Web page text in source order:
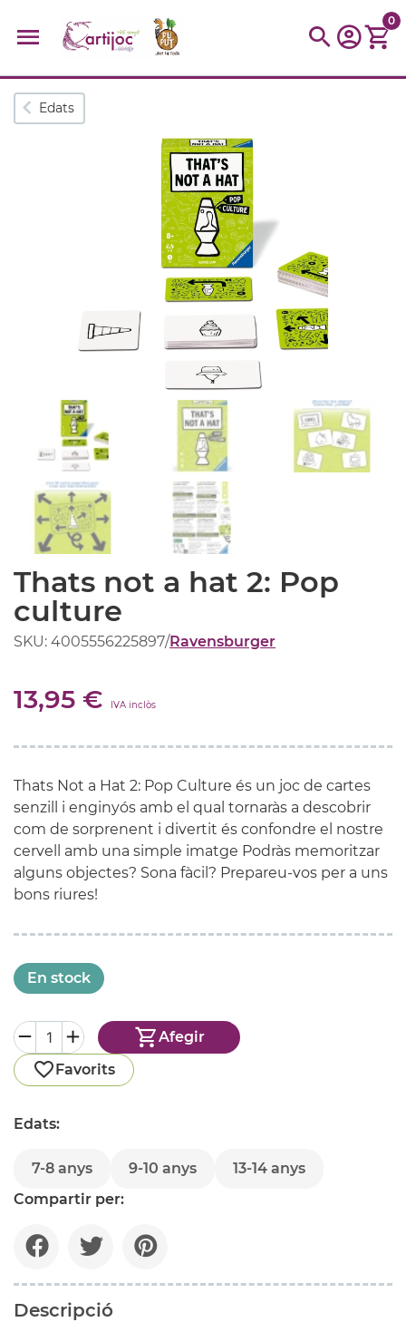
Cerques populars
trencaclosques baldufa
tinkering kit
0
Edats
Thats not a hat 2: Pop
culture
SKU: 4005556225897/Ravensburger
13,95 € IVA inclòs
Thats Not a Hat 2: Pop Culture és un joc de cartes
senzill i enginyós amb el qual tornaràs a descobrir
com de sorprenent i divertit és confondre el nostre
cervell amb una simple imatge Podràs memoritzar
alguns objectes? Sona fàcil? Prepareu-vos per a uns
bons riures!
En stock
Afegir
Favorits
Edats:
7-8 anys 9-10 anys
13-14 anys
Compartir per:
Descripció